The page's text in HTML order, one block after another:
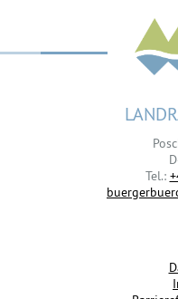
Tel.: